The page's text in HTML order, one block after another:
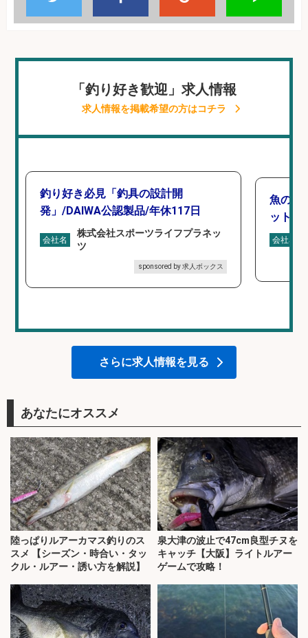
「釣り好き歓迎」求人情報
求人情報を掲載希望の方はコチラ
釣り好き必見「釣具の設計開
発」/DAIWA公認製品/年休117日
会社名
株式会社スポーツライフプラネッ
ツ
sponsored by 求人ボックス
魚の「
ットを
会社名
さらに求人情報を見る
あなたにオススメ
陸っぱりルアーカマス釣りのス
スメ 【シーズン・時合い・タッ
クル・ルアー・誘い方を解説】
泉大津の波止で47cm良型チヌを
キャッチ【大阪】ライトルアー
ゲームで攻略！